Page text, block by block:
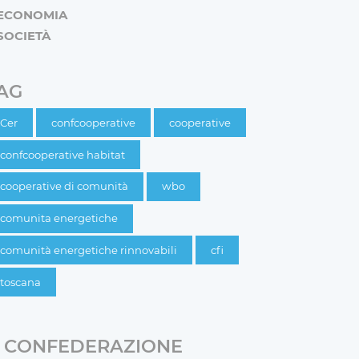
Cer confcooperative cooperative
confcooperative habitat
cooperative di comunità wbo
comunita energetiche
comunità energetiche rinnovabili cfi
toscana
CONFEDERAZIONE